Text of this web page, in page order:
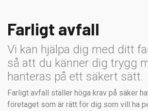
Farligt avfall
Vi kan hjälpa dig med ditt
så att du känner dig trygg
hanteras på ett säkert sätt.
Farligt avfall ställer höga krav på säker
företaget som är rätt för dig som vill ha